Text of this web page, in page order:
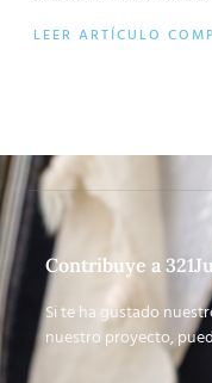
LEER ARTÍCULO
Contribuye a
Si te ha gustado
nuestro proyecto,